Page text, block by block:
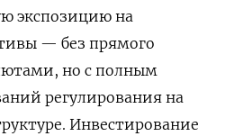
экспозицию на
— без прямого
но с полным
регулирования на
Инвестирование